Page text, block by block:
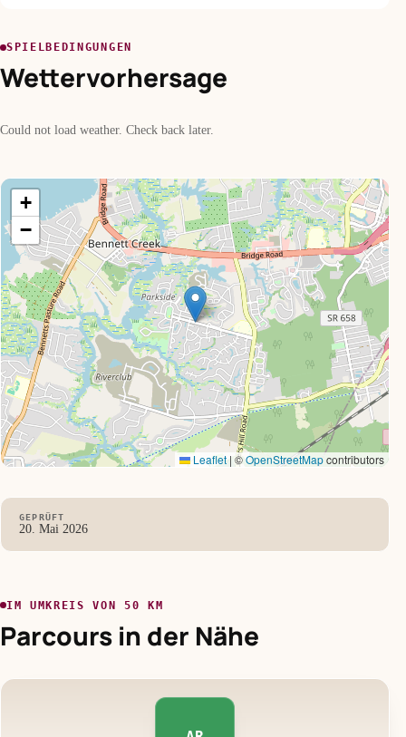
SPIELBEDINGUNGEN
Wettervorhersage
Could not load weather. Check back later.
+
−
Leaflet | ©OpenStreetMapcontributors
GEPRÜFT
20. Mai 2026
IM UMKREIS VON 50 KM
Parcours in der Nähe